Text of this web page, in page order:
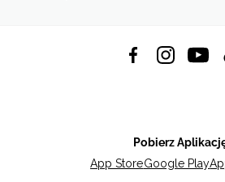
Pobierz
App StoreGoogle Play